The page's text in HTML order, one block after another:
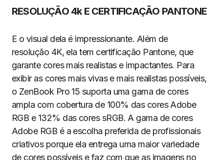
RESOLUÇÃO 4k E CERTIFICAÇÃO PANTONE
E o visual dela é impressionante. Além de
resolução 4K, ela tem certificação Pantone, que
garante cores mais realistas e impactantes. Para
exibir as cores mais vivas e mais realistas possíveis,
o ZenBook Pro 15 suporta uma gama de cores
ampla com cobertura de 100% das cores Adobe
RGB e 132% das cores sRGB. A gama de cores
Adobe RGB é a escolha preferida de profissionais
criativos porque ela entrega uma maior variedade
de cores possíveis e faz com que as imagens no